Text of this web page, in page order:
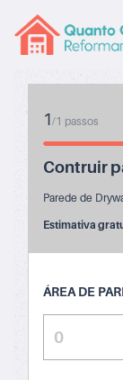
1/1 passos
Contruir
Parede de
Estimativa
ÁREA DE